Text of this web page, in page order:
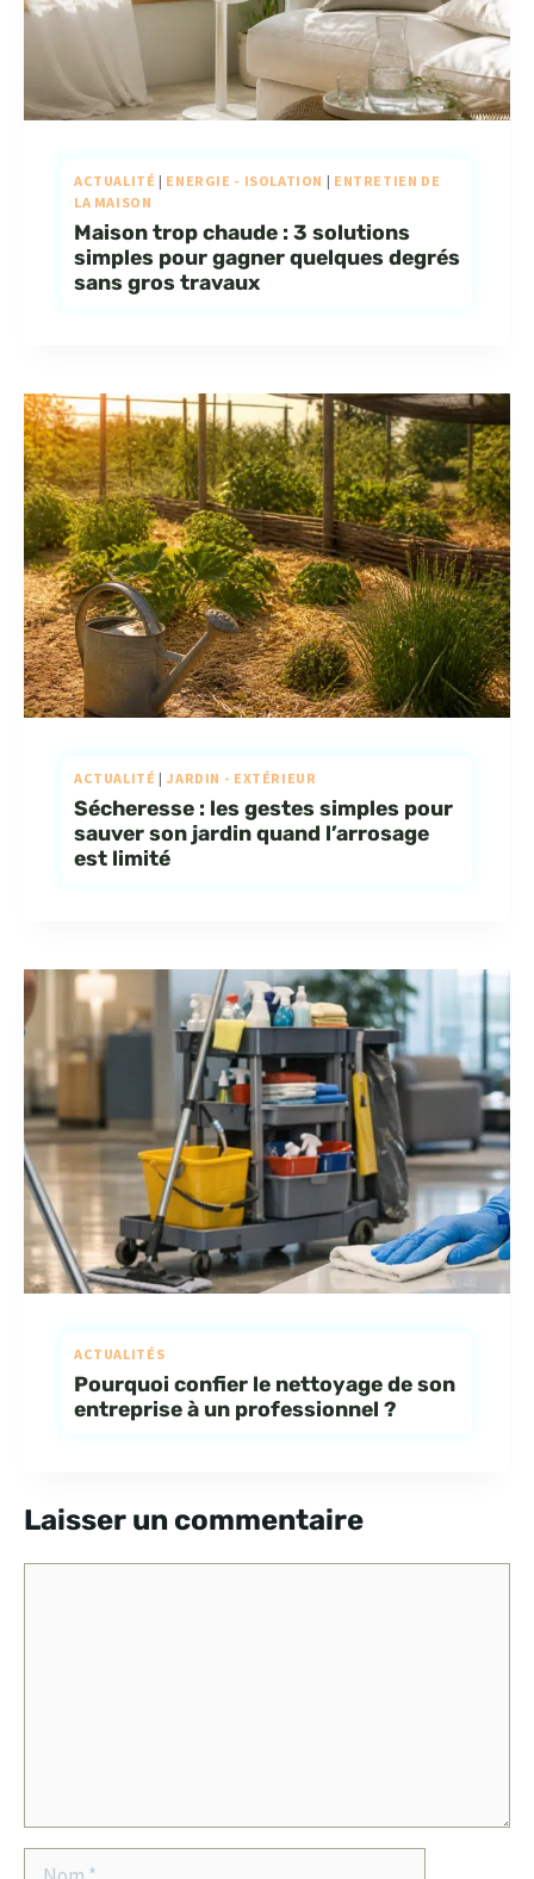
ACTUALITÉ | ENERGIE - ISOLATION | ENTRETIEN DE
LA MAISON
Maison trop chaude : 3 solutions
simples pour gagner quelques degrés
sans gros travaux
ACTUALITÉ | JARDIN - EXTÉRIEUR
Sécheresse : les gestes simples pour
sauver son jardin quand l’arrosage
est limité
ACTUALITÉS
Pourquoi confier le nettoyage de son
entreprise à un professionnel ?
Laisser un commentaire